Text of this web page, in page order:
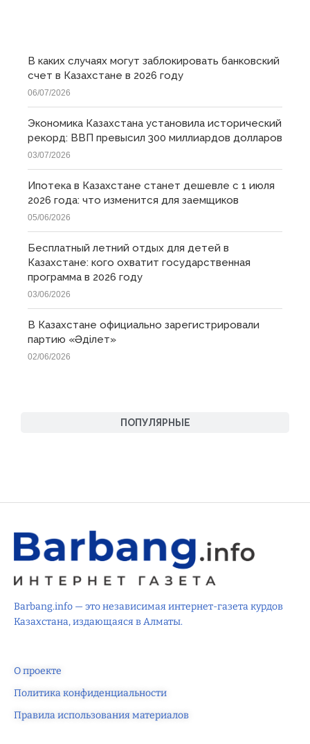
ПОПУЛЯРНЫЕ
В каких случаях могут заблокировать банковский
счет в Казахстане в 2026 году
06/07/2026
Экономика Казахстана установила исторический
рекорд: ВВП превысил 300 миллиардов долларов
03/07/2026
Ипотека в Казахстане станет дешевле с 1 июля
2026 года: что изменится для заемщиков
05/06/2026
Бесплатный летний отдых для детей в
Казахстане: кого охватит государственная
программа в 2026 году
03/06/2026
В Казахстане официально зарегистрировали
партию «Əділет»
02/06/2026
Barbang.info — это независимая интернет-газета курдов
Казахстана, издающаяся в Алматы.
О проекте
Политика конфиденциальности
Правила использования материалов